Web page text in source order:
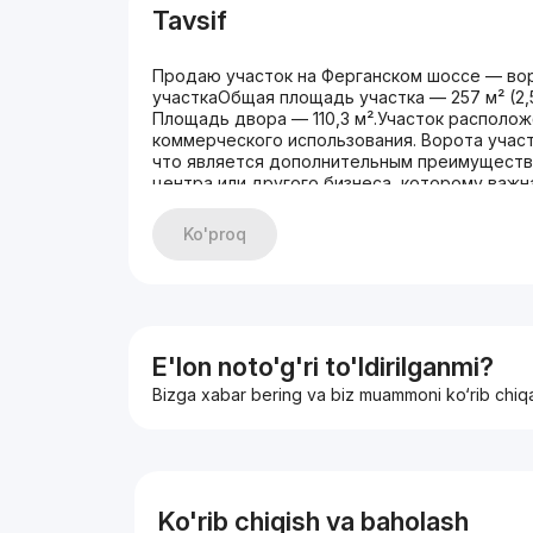
Tavsif
Продаю участок на Ферганском шоссе —
участкаОбщая площадь участка — 257 м²
Площадь двора — 110,3 м².Участок
коммерческого использования. Ворота
что является дополнительным
центра или другого бизнеса, которому
доступностиСоседиС одной стороны —
материалов. Соседи тоже продают свой
радиаторыСостояниеЧасть дома требует
проживания.НазначениеОбъект подходит
размещения магазина, офиса, учебного
Ko'proq
E'lon noto'g'ri to'ldirilganmi?
Bizga xabar bering va biz muammoni ko‘rib
Ko'rib chiqish va baholash